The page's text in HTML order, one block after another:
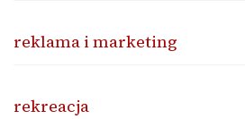
reklama i marketing
rekreacja